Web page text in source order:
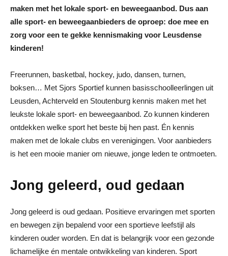
maken met het lokale sport- en beweegaanbod. Dus aan
alle sport- en beweegaanbieders de oproep: doe mee en
zorg voor een te gekke kennismaking voor Leusdense
kinderen!
Freerunnen, basketbal, hockey, judo, dansen, turnen,
boksen… Met Sjors Sportief kunnen basisschoolleerlingen uit
Leusden, Achterveld en Stoutenburg kennis maken met het
leukste lokale sport- en beweegaanbod. Zo kunnen kinderen
ontdekken welke sport het beste bij hen past. Én kennis
maken met de lokale clubs en verenigingen. Voor aanbieders
is het een mooie manier om nieuwe, jonge leden te ontmoeten.
Jong geleerd, oud gedaan
Jong geleerd is oud gedaan. Positieve ervaringen met sporten
en bewegen zijn bepalend voor een sportieve leefstijl als
kinderen ouder worden. En dat is belangrijk voor een gezonde
lichamelijke én mentale ontwikkeling van kinderen. Sport